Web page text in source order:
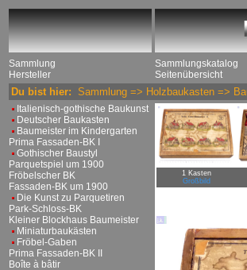
Sammlung
Hersteller
Sammlungskatalog
Seitenübersicht
Du bist hier: Sammlung => Holzbaukasten =>
Italienisch-gothische Baukunst
Deutscher Baukasten
Baumeister im Kindergarten
Prima Fassaden-BK I
Gothischer Baustyl
Parquetspiel um 1900
Fröbelscher BK
Fassaden-BK um 1900
Die Kunst zu Parquetiren
Park-Schloss-BK
Kleiner Blockhaus Baumeister
Miniaturbaukästen
Fröbel-Gaben
Prima Fassaden-BK II
Boîte à bâtir
1 Kasten
Großbild